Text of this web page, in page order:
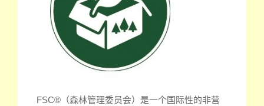
FSC®（森林管理委员会）是一个国际性的非营